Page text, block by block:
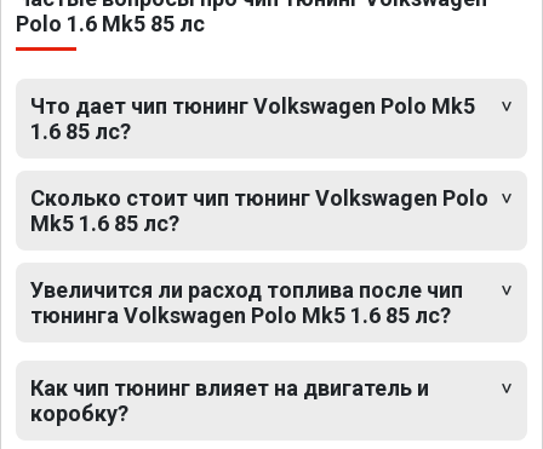
Polo 1.6 Mk5 85 лс
Что дает чип тюнинг Volkswagen Polo Mk5
1.6 85 лс?
Сколько стоит чип тюнинг Volkswagen Polo
Mk5 1.6 85 лс?
Увеличится ли расход топлива после чип
тюнинга Volkswagen Polo Mk5 1.6 85 лс?
Как чип тюнинг влияет на двигатель и
коробку?